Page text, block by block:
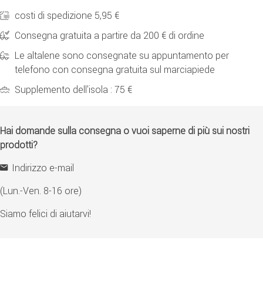
costi di spedizione 5,95 €
Consegna gratuita a partire da 200 € di ordine
Le altalene sono consegnate su appuntamento per
telefono con consegna gratuita sul marciapiede
Supplemento dell'isola : 75 €
Hai domande sulla consegna o vuoi saperne di più sui nostri
prodotti?
Indirizzo e-mail
(Lun.-Ven. 8-16 ore)
Siamo felici di aiutarvi!